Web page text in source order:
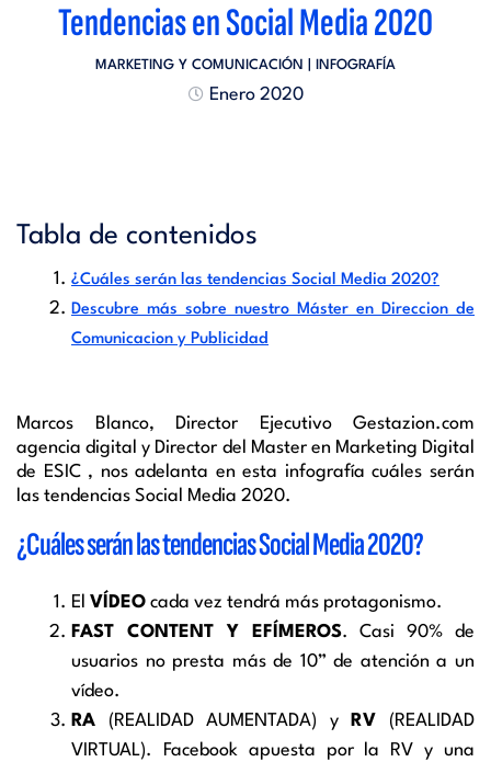
Tendencias en Social Media 2020
MARKETING Y COMUNICACIÓN | INFOGRAFÍA
Enero 2020
Tabla de contenidos
¿Cuáles serán las tendencias Social Media 2020?
Descubre más sobre nuestro Máster en Direccion de
Comunicacion y Publicidad
Marcos Blanco, Director Ejecutivo Gestazion.com
agencia digital y Director del Master en Marketing Digital
de ESIC , nos adelanta en esta infografía cuáles serán
las tendencias Social Media 2020.
¿Cuáles serán las tendencias Social Media 2020?
El VÍDEO cada vez tendrá más protagonismo.
FAST CONTENT Y EFÍMEROS. Casi 90% de
usuarios no presta más de 10” de atención a un
vídeo.
RA (REALIDAD AUMENTADA) y RV (REALIDAD
VIRTUAL). Facebook apuesta por la RV y una